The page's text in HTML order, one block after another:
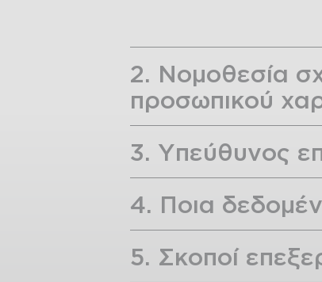
2. Νομοθεσία
προσωπικού
3. Υπεύθυνος
4. Ποια
5. Σκοποί